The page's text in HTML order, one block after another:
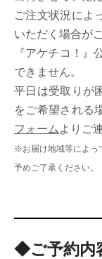
ご注文状況によ
いただく場合が
『アケチコ！』
できません。
平日は受取りが
をご希望される
フォーム よりご
※お届け地域等によっ
予めご了承ください。
◆ご予約内